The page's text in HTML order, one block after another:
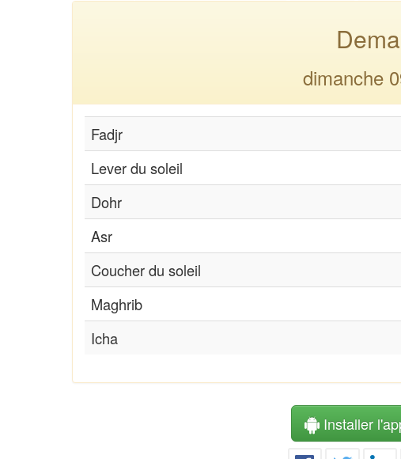
dimanche
Fadjr
Lever du soleil
Dohr
Asr
Coucher du soleil
Maghrib
Icha
Installer